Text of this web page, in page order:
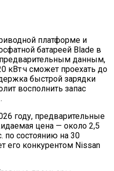
платформе и
батареей Blade в
данным,
кВт·ч сможет проехать до
быстрой зарядки
восполнить запас
году, предварительные
цена — около 2,5
по состоянию на 30
его конкурентом Nissan